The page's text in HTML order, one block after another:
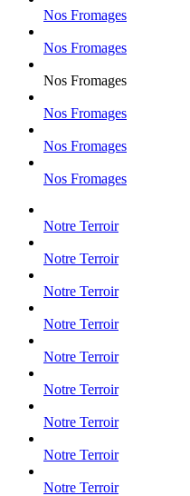
Nos Fromages
Nos Fromages
Nos Fromages
Nos Fromages
Nos Fromages
Nos Fromages
Notre Terroir
Notre Terroir
Notre Terroir
Notre Terroir
Notre Terroir
Notre Terroir
Notre Terroir
Notre Terroir
Notre Terroir